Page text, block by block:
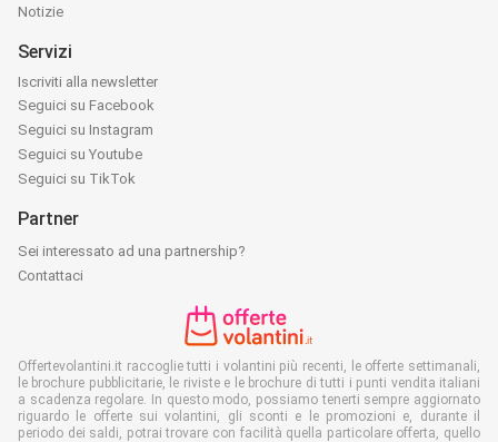
Notizie
Servizi
Iscriviti alla newsletter
Seguici su Facebook
Seguici su Instagram
Seguici su Youtube
Seguici su TikTok
Partner
Sei interessato ad una partnership?
Contattaci
Offertevolantini.it raccoglie tutti i volantini più recenti, le offerte settimanali,
le brochure pubblicitarie, le riviste e le brochure di tutti i punti vendita italiani
a scadenza regolare. In questo modo, possiamo tenerti sempre aggiornato
riguardo le offerte sui volantini, gli sconti e le promozioni e, durante il
periodo dei saldi, potrai trovare con facilità quella particolare offerta, quello